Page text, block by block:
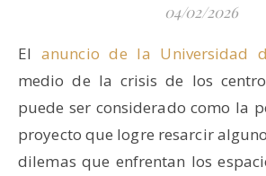
04/02/2026
El anuncio de la Universidad
medio de la crisis de los
puede ser considerado como la
proyecto que logre resarcir
dilemas que enfrentan los